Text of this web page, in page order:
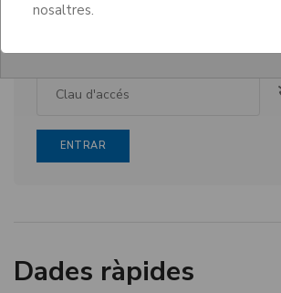
nosaltres.
ENTRAR
Dades ràpides